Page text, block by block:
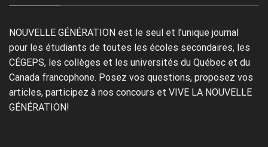
NOUVELLE GÉNÉRATION est le seul et l’unique journal
pour les étudiants de toutes les écoles secondaires, les
CÉGEPS, les collèges et les universités du Québec et du
Canada francophone. Posez vos questions, proposez vos
articles, participez à nos concours et VIVE LA NOUVELLE
GÉNÉRATION!